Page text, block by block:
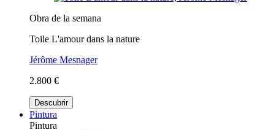
Obra de la semana
Toile L'amour dans la nature
Jérôme Mesnager
2.800 €
Descubrir
Pintura
Pintura